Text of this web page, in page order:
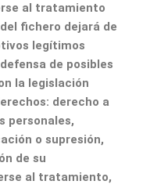
al tratamiento
fichero dejará de
legítimos
de posibles
la legislación
derecho a
personales,
o supresión,
de su
al tratamiento,